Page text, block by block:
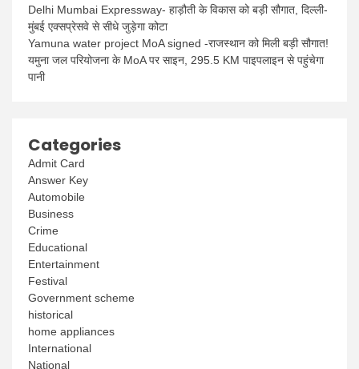
Delhi Mumbai Expressway- हाड़ौती के विकास को बड़ी सौगात, दिल्ली-
मुंबई एक्सप्रेसवे से सीधे जुड़ेगा कोटा
Yamuna water project MoA signed -राजस्थान को मिली बड़ी सौगात!
यमुना जल परियोजना के MoA पर साइन, 295.5 KM पाइपलाइन से पहुंचेगा
पानी
Categories
Admit Card
Answer Key
Automobile
Business
Crime
Educational
Entertainment
Festival
Government scheme
historical
home appliances
International
National